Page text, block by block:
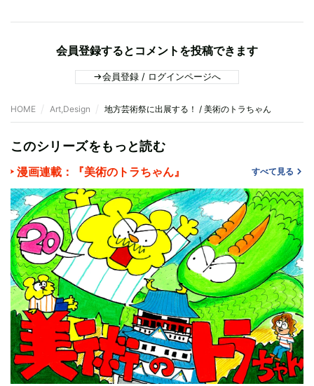
会員登録するとコメントを投稿できます
会員登録 / ログインページへ
HOME Art,Design 地方芸術祭に出展する！ / 美術のトラちゃん
このシリーズをもっと読む
漫画連載：『美術のトラちゃん』 すべて見る